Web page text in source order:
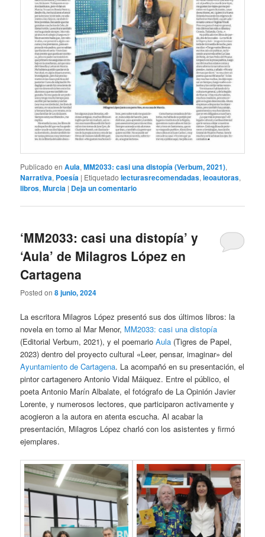
Publicado en Aula,MM2033: casi una distopía (Verbum, 2021),
Narrativa, Poesía | Etiquetado lecturasrecomendadas,leoautoras,
libros,Murcia | Deja un comentario
‘MM2033: casi una distopía’ y
‘Aula’ de Milagros López en
Cartagena
Posted on8 junio, 2024
La escritora Milagros López presentó sus dos últimos libros: la
novela en torno al Mar Menor, MM2033: casi una distopía
(Editorial Verbum, 2021), y el poemarioAula (Tigres de Papel,
2023) dentro del proyecto cultural «Leer, pensar, imaginar» del
Ayuntamiento de Cartagena. La acompañó en su presentación, el
pintor cartagenero Antonio Vidal Máiquez. Entre el público, el
poeta Antonio Marín Albalate, el fotógrafo de La Opinión Javier
Lorente, y numerosos lectores, que participaron activamente y
acogieron a la autora en atenta escucha. Al acabar la
presentación, Milagros López charló con los asistentes y firmó
ejemplares.